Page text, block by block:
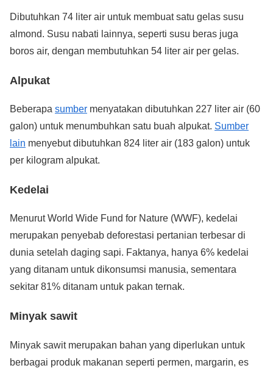
Dibutuhkan 74 liter air untuk membuat satu gelas susu
almond. Susu nabati lainnya, seperti susu beras juga
boros air, dengan membutuhkan 54 liter air per gelas.
Alpukat
Beberapa sumber menyatakan dibutuhkan 227 liter air (60
galon) untuk menumbuhkan satu buah alpukat. Sumber
lain menyebut dibutuhkan 824 liter air (183 galon) untuk
per kilogram alpukat.
Kedelai
Menurut World Wide Fund for Nature (WWF), kedelai
merupakan penyebab deforestasi pertanian terbesar di
dunia setelah daging sapi. Faktanya, hanya 6% kedelai
yang ditanam untuk dikonsumsi manusia, sementara
sekitar 81% ditanam untuk pakan ternak.
Minyak sawit
Minyak sawit merupakan bahan yang diperlukan untuk
berbagai produk makanan seperti permen, margarin, es